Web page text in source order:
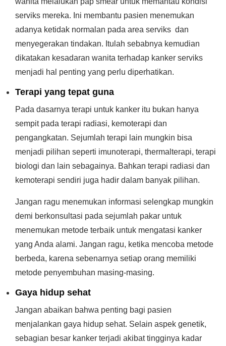
serviks mereka. Ini membantu pasien menemukan
adanya ketidak normalan pada area serviks dan
menyegerakan tindakan. Itulah sebabnya kemudian
dikatakan kesadaran wanita terhadap kanker serviks
menjadi hal penting yang perlu diperhatikan.
Terapi yang tepat guna
Pada dasarnya terapi untuk kanker itu bukan hanya
sempit pada terapi radiasi, kemoterapi dan
pengangkatan. Sejumlah terapi lain mungkin bisa
menjadi pilihan seperti imunoterapi, thermalterapi, terapi
biologi dan lain sebagainya. Bahkan terapi radiasi dan
kemoterapi sendiri juga hadir dalam banyak pilihan.
Jangan ragu menemukan informasi selengkap mungkin
demi berkonsultasi pada sejumlah pakar untuk
menemukan metode terbaik untuk mengatasi kanker
yang Anda alami. Jangan ragu, ketika mencoba metode
berbeda, karena sebenarnya setiap orang memiliki
metode penyembuhan masing-masing.
Gaya hidup sehat
Jangan abaikan bahwa penting bagi pasien
menjalankan gaya hidup sehat. Selain aspek genetik,
sebagian besar kanker terjadi akibat tingginya kadar